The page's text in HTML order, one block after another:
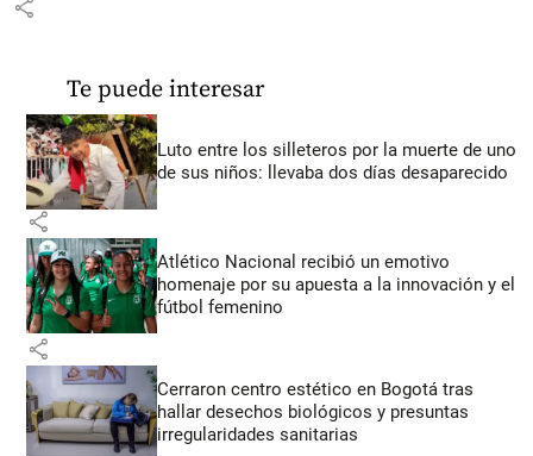
share
Te puede interesar
Luto entre los silleteros por la muerte de uno
de sus niños: llevaba dos días desaparecido
share
Atlético Nacional recibió un emotivo
homenaje por su apuesta a la innovación y el
fútbol femenino
share
Cerraron centro estético en Bogotá tras
hallar desechos biológicos y presuntas
irregularidades sanitarias